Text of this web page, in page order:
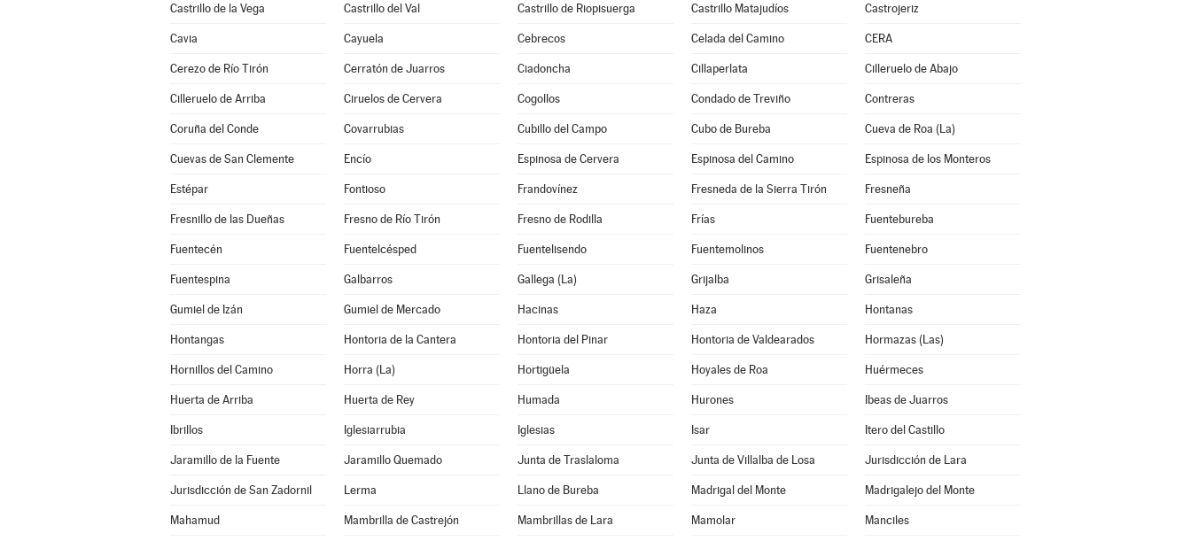
Castrillo de la Vega Castrillo del Val Castrillo de Riopisuerga Castrillo Matajudíos Castrojeriz
Cavia Cayuela Cebrecos Celada del Camino CERA
Cerezo de Río Tirón Cerratón de Juarros Ciadoncha Cillaperlata Cilleruelo de Abajo
Cilleruelo de Arriba Ciruelos de Cervera Cogollos Condado de Treviño Contreras
Coruña del Conde Covarrubias Cubillo del Campo Cubo de Bureba Cueva de Roa (La)
Cuevas de San Clemente Encío Espinosa de Cervera Espinosa del Camino Espinosa de los Monteros
Estépar Fontioso Frandovínez Fresneda de la Sierra Tirón Fresneña
Fresnillo de las Dueñas Fresno de Río Tirón Fresno de Rodilla Frías Fuentebureba
Fuentecén Fuentelcésped Fuentelisendo Fuentemolinos Fuentenebro
Fuentespina Galbarros Gallega (La) Grijalba Grisaleña
Gumiel de Izán Gumiel de Mercado Hacinas Haza Hontanas
Hontangas Hontoria de la Cantera Hontoria del Pinar Hontoria de Valdearados Hormazas (Las)
Hornillos del Camino Horra (La) Hortigüela Hoyales de Roa Huérmeces
Huerta de Arriba Huerta de Rey Humada Hurones Ibeas de Juarros
Ibrillos Iglesiarrubia Iglesias Isar Itero del Castillo
Jaramillo de la Fuente Jaramillo Quemado Junta de Traslaloma Junta de Villalba de Losa Jurisdicción de Lara
Jurisdicción de San Zadornil Lerma Llano de Bureba Madrigal del Monte Madrigalejo del Monte
Mahamud Mambrilla de Castrejón Mambrillas de Lara Mamolar Manciles